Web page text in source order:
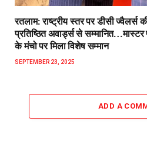
रतलाम: राष्ट्रीय स्तर पर डीसी ज्वैलर्स
प्रतिष्ठित अवार्ड्स से
के मंचो पर मिला विशेष सम्मान
SEPTEMBER 23, 2025
ADD A